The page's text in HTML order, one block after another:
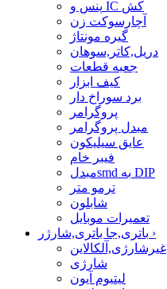
پنس و IC کش
آچارسوکت زن
گیره مونتاژ
دریل,کاتر,سوهان
جعبه قطعات
کیف ابزار
برد سوراخ دار
پروگرامر
مبدل پروگرامر
عایق سیلیکون
فیبر خام
مبدلsmd به DIP
ترمو متر
شابلون
تعمیرات موبایل
›
غیرشارژی,آلکالاین
شارژی
لیتیوم آیون